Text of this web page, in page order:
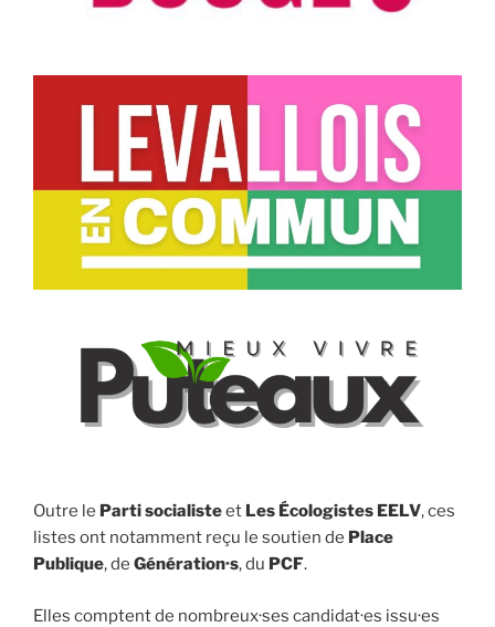
Outre le Parti socialisteet Les Écologistes EELV, ces
listes ont notamment reçu le soutien de Place
Publique, de Génération·s, du PCF.
Elles comptent de nombreux·ses candidat·es issu·es